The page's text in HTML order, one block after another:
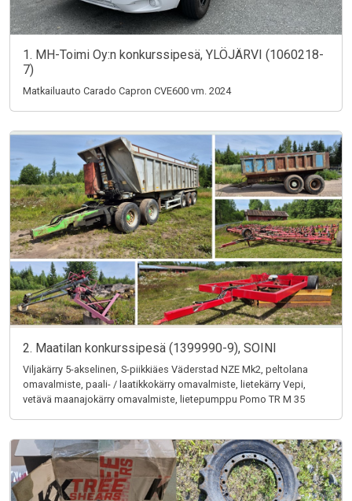
1. MH-Toimi Oy:n konkurssipesä, YLÖJÄRVI (1060218-
7)
Matkailuauto Carado Capron CVE600 vm. 2024
2. Maatilan konkurssipesä (1399990-9), SOINI
Viljakärry 5-akselinen, S-piikkiäes Väderstad NZE Mk2, peltolana
omavalmiste, paali- / laatikkokärry omavalmiste, lietekärry Vepi,
vetävä maanajokärry omavalmiste, lietepumppu Pomo TR M 35